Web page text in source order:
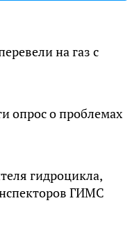
на газ с
опрос о проблемах
гидроцикла,
ГИМС